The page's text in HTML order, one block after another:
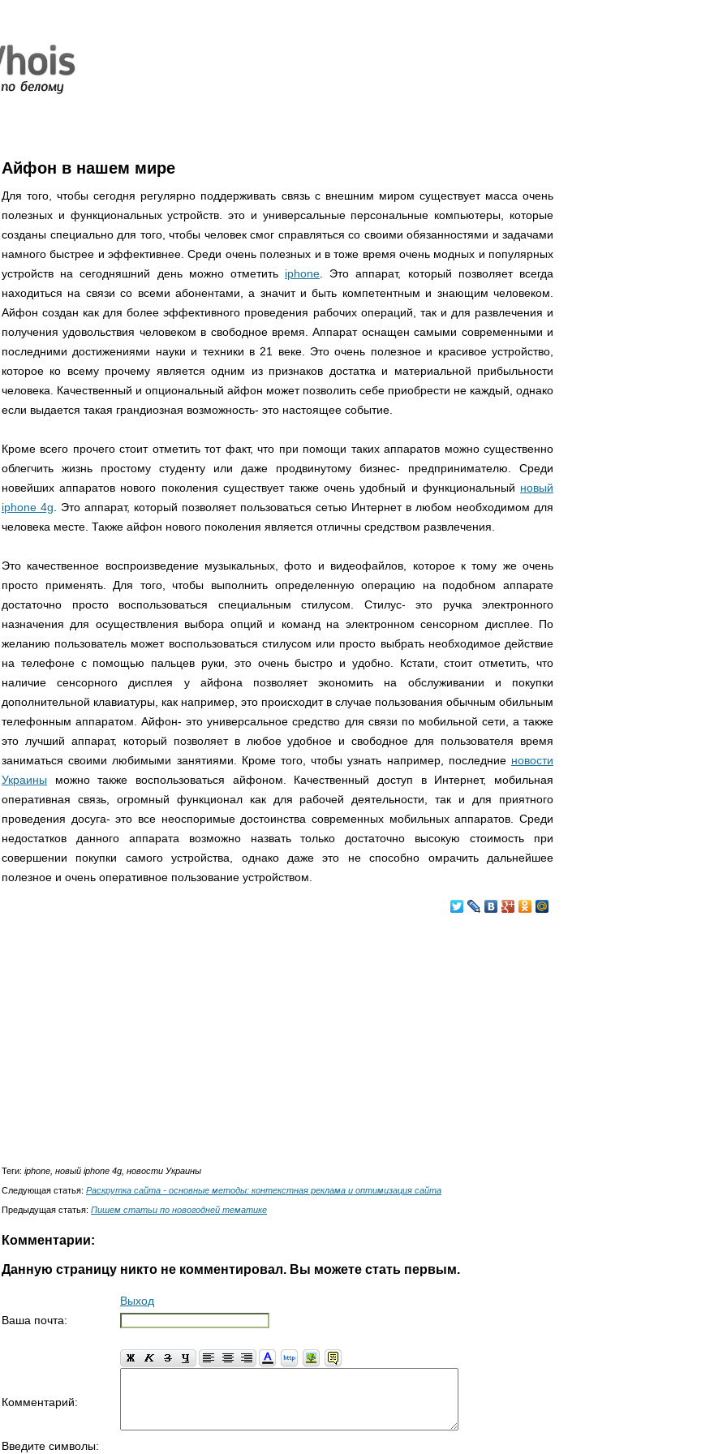
Айфон в нашем мире
Для того, чтобы сегодня регулярно поддерживать связь с внешним миром существует масса очень
полезных и функциональных устройств. это и универсальные персональные компьютеры, которые
созданы специально для того, чтобы человек смог справляться со своими обязанностями и задачами
намного быстрее и эффективнее. Среди очень полезных и в тоже время очень модных и популярных
устройств на сегодняшний день можно отметить iphone . Это аппарат, который позволяет всегда
находиться на связи со всеми абонентами, а значит и быть компетентным и знающим человеком.
Айфон создан как для более эффективного проведения рабочих операций, так и для развлечения и
получения удовольствия человеком в свободное время. Аппарат оснащен самыми современными и
последними достижениями науки и техники в 21 веке. Это очень полезное и красивое устройство,
которое ко всему прочему является одним из признаков достатка и материальной прибыльности
человека. Качественный и опциональный айфон может позволить себе приобрести не каждый, однако
если выдается такая грандиозная возможность- это настоящее событие.
Кроме всего прочего стоит отметить тот факт, что при помощи таких аппаратов можно существенно
облегчить жизнь простому студенту или даже продвинутому бизнес- предпринимателю. Среди
новейших аппаратов нового поколения существует также очень удобный и функциональный новый
iphone 4g . Это аппарат, который позволяет пользоваться сетью Интернет в любом необходимом для
человека месте. Также айфон нового поколения является отличны средством развлечения.
Это качественное воспроизведение музыкальных, фото и видеофайлов, которое к тому же очень
просто применять. Для того, чтобы выполнить определенную операцию на подобном аппарате
достаточно просто воспользоваться специальным стилусом. Стилус- это ручка электронного
назначения для осуществления выбора опций и команд на электронном сенсорном дисплее. По
желанию пользователь может воспользоваться стилусом или просто выбрать необходимое действие
на телефоне с помощью пальцев руки, это очень быстро и удобно. Кстати, стоит отметить, что
наличие сенсорного дисплея у айфона позволяет экономить на обслуживании и покупки
дополнительной клавиатуры, как например, это происходит в случае пользования обычным обильным
телефонным аппаратом. Айфон- это универсальное средство для связи по мобильной сети, а также
это лучший аппарат, который позволяет в любое удобное и свободное для пользователя время
заниматься своими любимыми занятиями. Кроме того, чтобы узнать например, последние новости
Украины можно также воспользоваться айфоном. Качественный доступ в Интернет, мобильная
оперативная связь, огромный функционал как для рабочей деятельности, так и для приятного
проведения досуга- это все неоспоримые достоинства современных мобильных аппаратов. Среди
недостатков данного аппарата возможно назвать только достаточно высокую стоимость при
совершении покупки самого устройства, однако даже это не способно омрачить дальнейшее
полезное и очень оперативное пользование устройством.
Теги: iphone, новый iphone 4g, новости Украины
Следующая статья: Раскрутка сайта - основные методы: контекстная реклама и оптимизация сайта
Предыдущая статья: Пишем статьи по новогодней тематике
Комментарии:
Данную страницу никто не комментировал. Вы можете стать первым.
Выход
Ваша почта:
Комментарий:
Введите символы: